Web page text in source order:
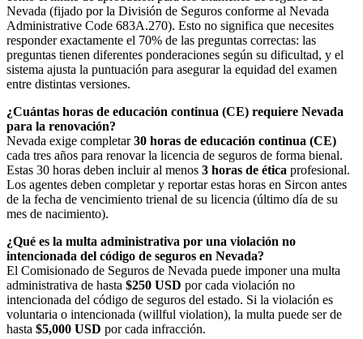
Nevada (fijado por la División de Seguros conforme al Nevada
Administrative Code 683A.270). Esto no significa que necesites
responder exactamente el 70% de las preguntas correctas: las
preguntas tienen diferentes ponderaciones según su dificultad, y el
sistema ajusta la puntuación para asegurar la equidad del examen
entre distintas versiones.
¿Cuántas horas de educación continua (CE) requiere Nevada
para la renovación?
Nevada exige completar30 horas de educación continua (CE)
cada tres años para renovar la licencia de seguros de forma bienal.
Estas 30 horas deben incluir al menos 3 horas de ética profesional.
Los agentes deben completar y reportar estas horas en Sircon antes
de la fecha de vencimiento trienal de su licencia (último día de su
mes de nacimiento).
¿Qué es la multa administrativa por una violación no
intencionada del código de seguros en Nevada?
El Comisionado de Seguros de Nevada puede imponer una multa
administrativa de hasta $250 USD por cada violación no
intencionada del código de seguros del estado. Si la violación es
voluntaria o intencionada (willful violation), la multa puede ser de
hasta $5,000 USD por cada infracción.